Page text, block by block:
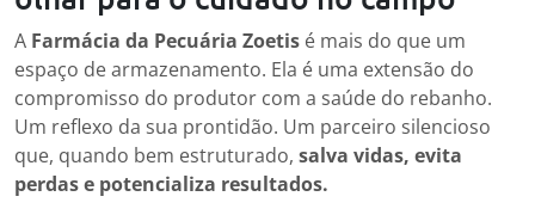
A Farmácia da Pecuária Zoetis é mais do que um
espaço de armazenamento. Ela é uma extensão do
compromisso do produtor com a saúde do rebanho.
Um reflexo da sua prontidão. Um parceiro silencioso
que, quando bem estruturado, salva vidas, evita
perdas e potencializa resultados.